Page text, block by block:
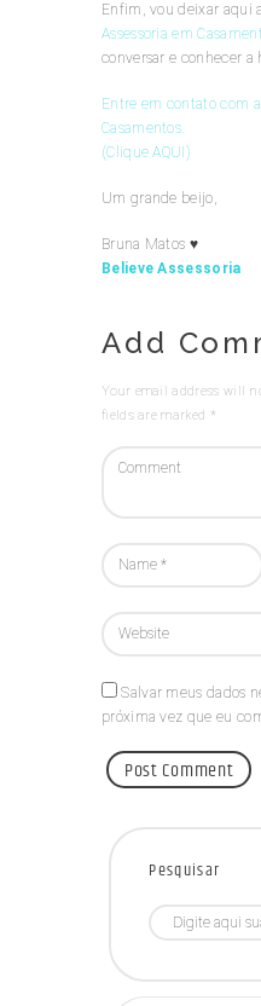
Enfim, vou deixar aqui
Assessoria em
conversar e conhecer a
Entre em contato com
Casamentos.
(Clique AQUI)
Um grande beijo,
Bruna Matos ♥
Believe Assessoria
Add
Your email address will
fields are marked *
Salvar meus dados
próxima vez que eu
Pesquisar